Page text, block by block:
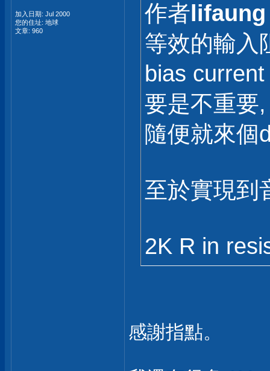
加入日期: Jul 2000
您的住址: 地球
文章: 960
作者 lifaung
等效的輸入
bias
要是不重要
隨便就來個
至於實現到
2K R in
感謝指點。